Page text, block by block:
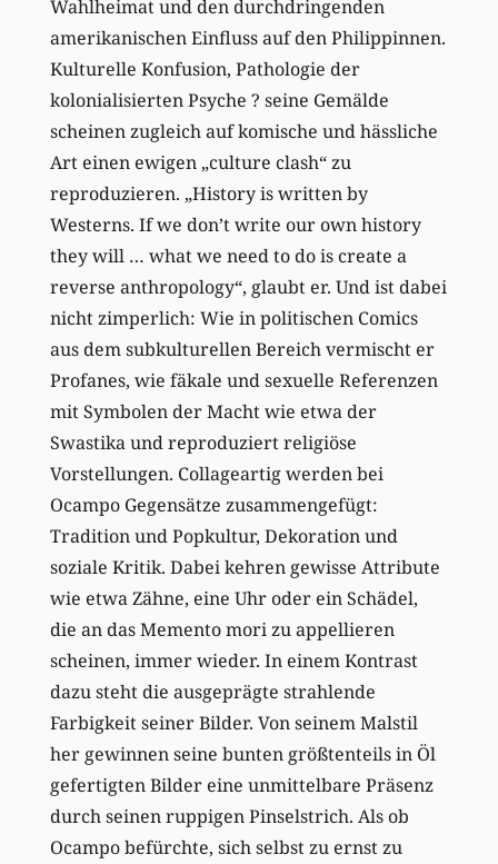
Wahlheimat und den durchdringenden
amerikanischen Einfluss auf den Philippinnen.
Kulturelle Konfusion, Pathologie der
kolonialisierten Psyche ? seine Gemälde
scheinen zugleich auf komische und hässliche
Art einen ewigen „culture clash“ zu
reproduzieren. „History is written by
Westerns. If we don’t write our own history
they will … what we need to do is create a
reverse anthropology“, glaubt er. Und ist dabei
nicht zimperlich: Wie in politischen Comics
aus dem subkulturellen Bereich vermischt er
Profanes, wie fäkale und sexuelle Referenzen
mit Symbolen der Macht wie etwa der
Swastika und reproduziert religiöse
Vorstellungen. Collageartig werden bei
Ocampo Gegensätze zusammengefügt:
Tradition und Popkultur, Dekoration und
soziale Kritik. Dabei kehren gewisse Attribute
wie etwa Zähne, eine Uhr oder ein Schädel,
die an das Memento mori zu appellieren
scheinen, immer wieder. In einem Kontrast
dazu steht die ausgeprägte strahlende
Farbigkeit seiner Bilder. Von seinem Malstil
her gewinnen seine bunten größtenteils in Öl
gefertigten Bilder eine unmittelbare Präsenz
durch seinen ruppigen Pinselstrich. Als ob
Ocampo befürchte, sich selbst zu ernst zu